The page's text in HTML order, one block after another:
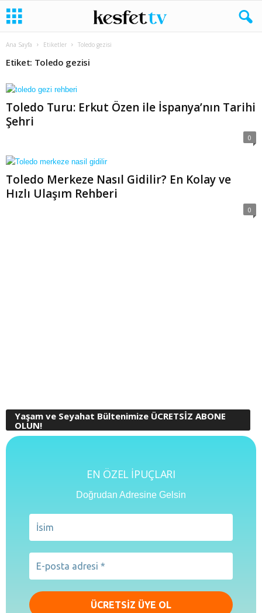
Ana Sayfa Etiketler Toledo gezisi
Etiket: Toledo gezisi
Toledo Turu: Erkut Özen ile İspanya’nın Tarihi
Şehri
0
Toledo Merkeze Nasıl Gidilir? En Kolay ve
Hızlı Ulaşım Rehberi
0
Yaşam ve Seyahat Bültenimize ÜCRETSİZ ABONE
OLUN!
EN ÖZEL İPUÇLARI
Doğrudan Adresine Gelsin